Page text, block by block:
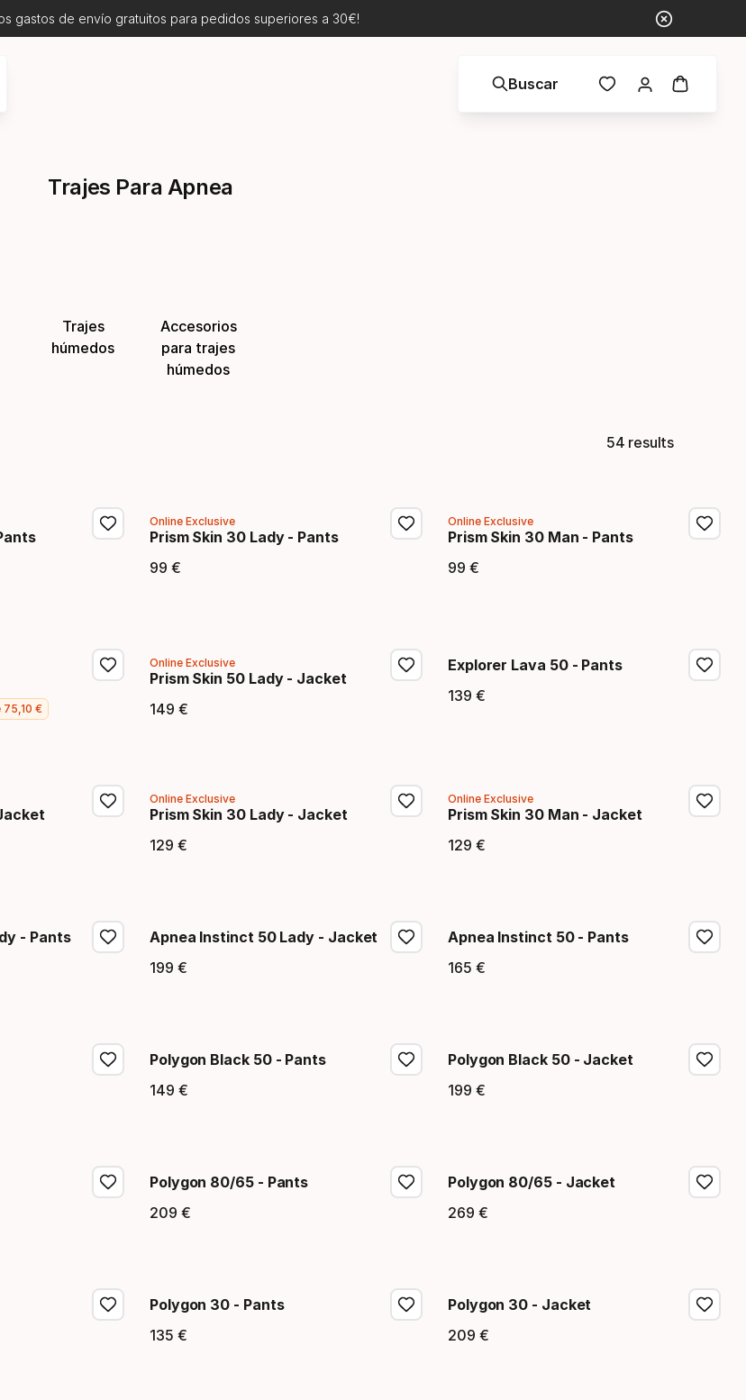
gastos de envío gratuitos para pedidos superiores a 30€!
Buscar
Trajes Para Apnea
Trajes
húmedos
Accesorios
para trajes
húmedos
54 results
Online Exclusive
Prism Skin 30 Lady - Pants
99 €
Online Exclusive
Prism Skin 30 Man - Pants
99 €
original
75,10 €
Online Exclusive
Prism Skin 50 Lady - Jacket
149 €
Explorer Lava 50 - Pants
139 €
Online Exclusive
Prism Skin 30 Lady - Jacket
129 €
Online Exclusive
Prism Skin 30 Man - Jacket
129 €
- Pants
Apnea Instinct 50 Lady - Jacket
199 €
Apnea Instinct 50 - Pants
165 €
Polygon Black 50 - Pants
149 €
Polygon Black 50 - Jacket
199 €
Polygon 80/65 - Pants
209 €
Polygon 80/65 - Jacket
269 €
Polygon 30 - Pants
135 €
Polygon 30 - Jacket
209 €